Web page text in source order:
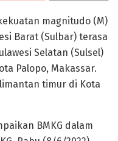
magnitudo (M)
Barat (Sulbar) terasa
Selatan (Sulsel)
Palopo, Makassar.
timur di Kota
BMKG dalam